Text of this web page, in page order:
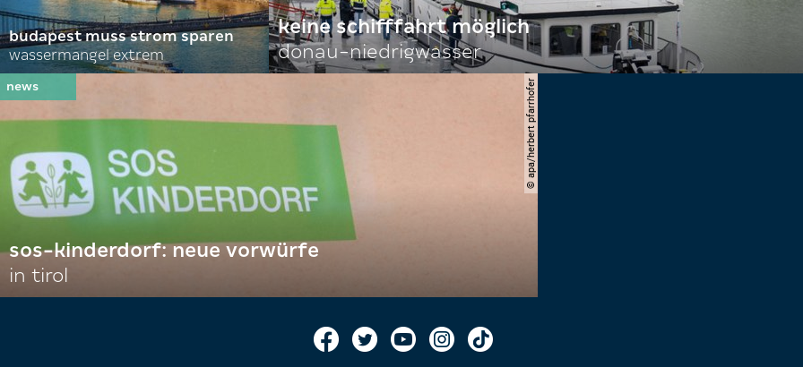
budapest muss strom sparen
wassermangel extrem
keine schifffahrt möglich
donau-niedrigwasser
© apa/herbert pfarrhofer
sos-kinderdorf: neue vorwürfe
in tirol